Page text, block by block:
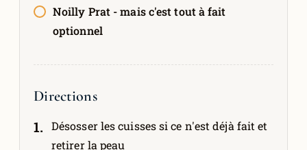
Noilly Prat - mais c'est tout à fait
optionnel
Directions
Désosser les cuisses si ce n'est déjà fait et
retirer la peau